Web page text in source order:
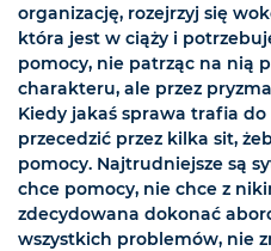
organizację, rozejrzyj się
która jest w ciąży i
pomocy, nie patrząc na nią
charakteru, ale przez
Kiedy jakaś sprawa trafia
przecedzić przez kilka sit,
pomocy. Najtrudniejsze są
chce pomocy, nie chce z
zdecydowana dokonać
wszystkich problemów, nie